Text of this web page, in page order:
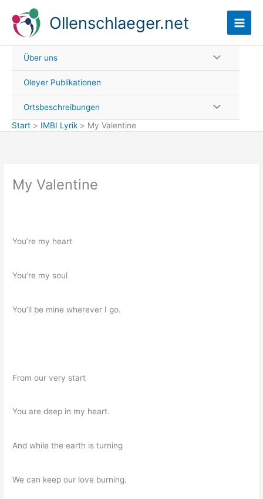
Inhalt
springen
Ollenschlaeger.net
Über uns
Oleyer Publikationen
Ortsbeschreibungen
Start
IMBI Lyrik My Valentine
My Valentine
You’re my heart
You’re my soul
You’ll be mine wherever I go.
From our very start
You are deep in my heart.
And while the earth is turning
We can keep our love burning.